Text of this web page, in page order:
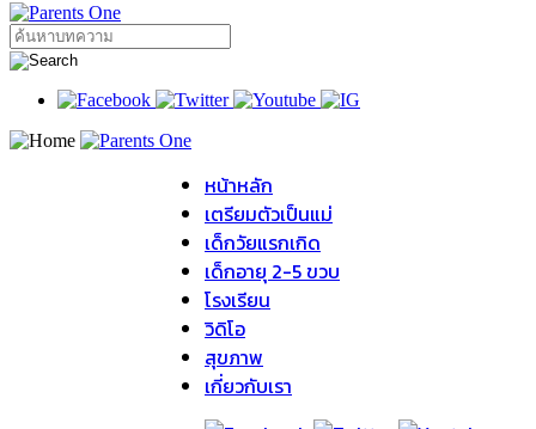
หน้าหลัก
เตรียมตัวเป็นแม่
เด็กวัยแรกเกิด
เด็กอายุ 2-5 ขวบ
โรงเรียน
วิดิโอ
สุขภาพ
เกี่ยวกับเรา